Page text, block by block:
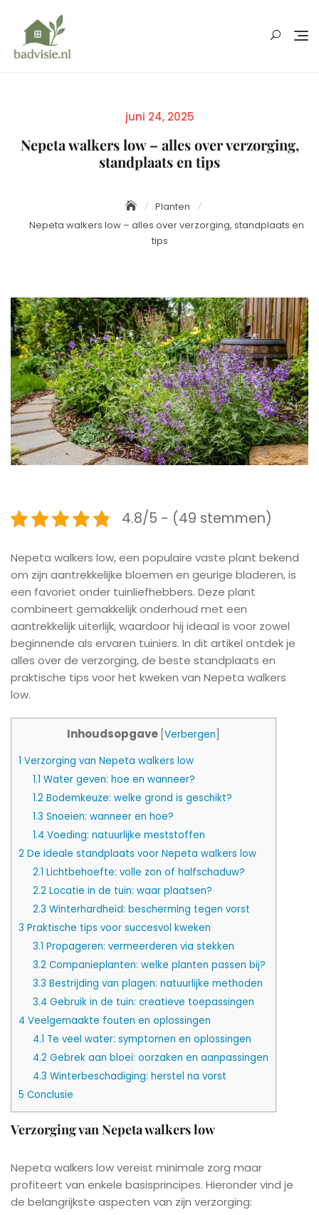
content
Posted
juni 24, 2025
Nepeta walkers low – alles over verzorging,
standplaats en tips
Planten
Nepeta walkers low – alles over verzorging, standplaats en
tips
4.8/5 - (49 stemmen)
Nepeta walkers low, een populaire vaste plant bekend
om zijn aantrekkelijke bloemen en geurige bladeren, is
een favoriet onder tuinliefhebbers. Deze plant
combineert gemakkelijk onderhoud met een
aantrekkelijk uiterlijk, waardoor hij ideaal is voor zowel
beginnende als ervaren tuiniers. In dit artikel ontdek je
alles over de verzorging, de beste standplaats en
praktische tips voor het kweken van Nepeta walkers
low.
Inhoudsopgave Verbergen
1 Verzorging van Nepeta walkers low
1.1 Water geven: hoe en wanneer?
1.2 Bodemkeuze: welke grond is geschikt?
1.3 Snoeien: wanneer en hoe?
1.4 Voeding: natuurlijke meststoffen
2 De ideale standplaats voor Nepeta walkers low
2.1 Lichtbehoefte: volle zon of halfschaduw?
2.2 Locatie in de tuin: waar plaatsen?
2.3 Winterhardheid: bescherming tegen vorst
3 Praktische tips voor succesvol kweken
3.1 Propageren: vermeerderen via stekken
3.2 Companieplanten: welke planten passen bij?
3.3 Bestrijding van plagen: natuurlijke methoden
3.4 Gebruik in de tuin: creatieve toepassingen
4 Veelgemaakte fouten en oplossingen
4.1 Te veel water: symptomen en oplossingen
4.2 Gebrek aan bloei: oorzaken en aanpassingen
4.3 Winterbeschadiging: herstel na vorst
5 Conclusie
Verzorging van Nepeta walkers low
Nepeta walkers low vereist minimale zorg maar
profiteert van enkele basisprincipes. Hieronder vind je
de belangrijkste aspecten van zijn verzorging: